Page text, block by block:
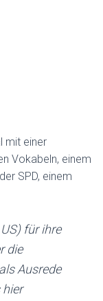
mit einer
Vokabeln, einem
SPD, einem
für ihre
die
Ausrede
hier